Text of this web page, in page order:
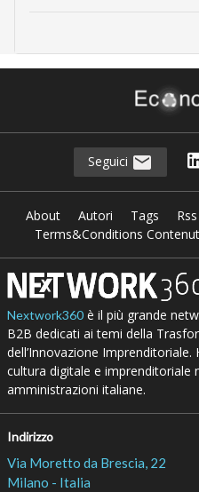
Seguici
About Autori Tags
Terms&Conditions
Nextwork360è il più grande
B2B dedicati ai temi della
dell’Innovazione
cultura digitale e imprenditoriale
amministrazioni italiane.
Indirizzo
Via Moretto da Brescia, 22
Milano - Italia